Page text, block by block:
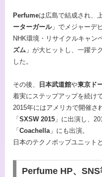
Perfumeは広島で結成され、
ーターガール」でメジャーデ
NHK環境・リサイクルキャン
ズム 」が大ヒットし、一躍テ
した。
その後、 日本武道館や東京ド
着実にステップアップを続け
2015年にはアメリカで開催さ
「 SXSW 2015 」に出演し、
「 Coachella」にも出演。
日本のテクノポップユニット
Perfume HP、SNS